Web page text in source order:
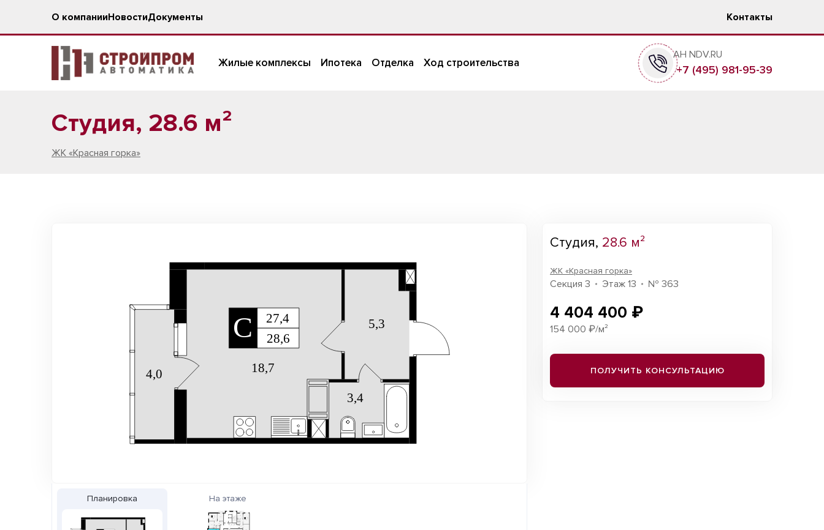
О компанииНовостиДокументы Контакты
Жилые комплексы Ипотека Отделка Ход строительства
АН NDV.RU
+7 (495) 981-95-39
Студия, 28.6 м²
ЖК «Красная горка»
Планировка На этаже
Студия, 28.6 м²
ЖК «Красная горка»
Секция 3 Этаж 13 № 363
4 404 400 ₽
154 000 ₽/м²
ПОЛУЧИТЬ КОНСУЛЬТАЦИЮ